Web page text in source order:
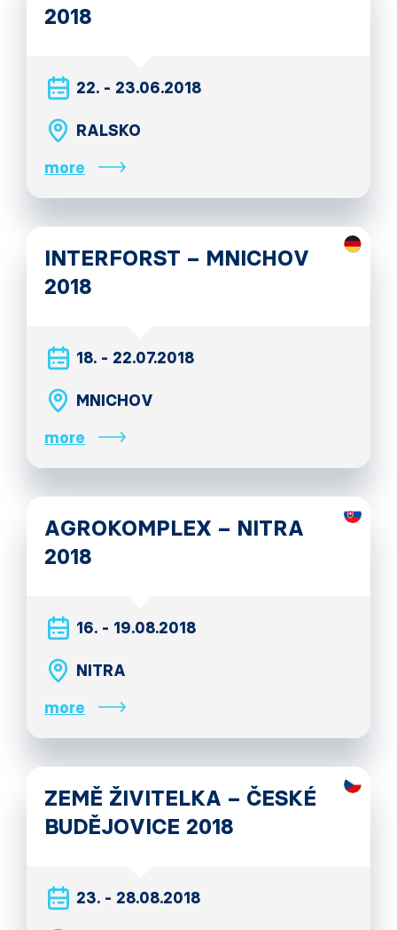
2018
22. - 23.06.2018
RALSKO
more
INTERFORST – MNICHOV
2018
18. - 22.07.2018
MNICHOV
more
AGROKOMPLEX – NITRA
2018
16. - 19.08.2018
NITRA
more
ZEMĚ ŽIVITELKA – ČESKÉ
BUDĚJOVICE 2018
23. - 28.08.2018